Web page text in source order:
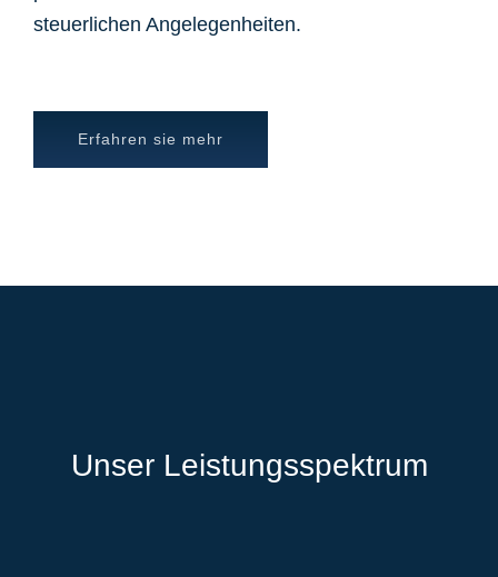
steuerlichen Angelegenheiten.
Erfahren sie mehr
Unser Leistungsspektrum